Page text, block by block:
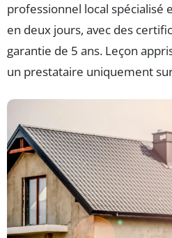
professionnel local spécialisé
en deux jours, avec des
garantie de 5 ans. Leçon
un prestataire uniquement